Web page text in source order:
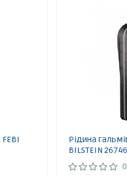
Рідина
BILSTEIN 26746